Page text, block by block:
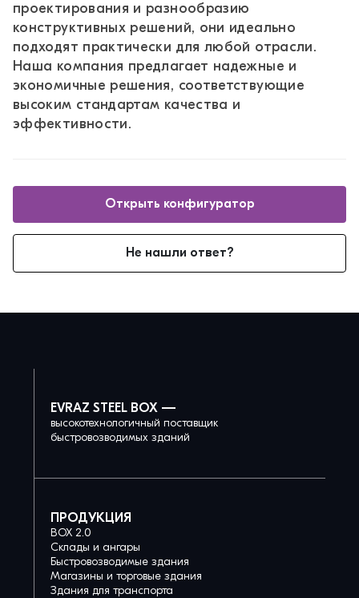
проектирования и разнообразию
конструктивных решений, они идеально
подходят практически для любой отрасли.
Наша компания предлагает надежные и
экономичные решения, соответствующие
высоким стандартам качества и
эффективности.
Открыть конфигуратор
Не нашли ответ?
EVRAZ STEEL BOX —
высокотехнологичный поставщик
быстровозводимых зданий
ПРОДУКЦИЯ
BOX 2.0
Склады и ангары
Быстровозводимые здания
Магазины и торговые здания
Здания для транспорта